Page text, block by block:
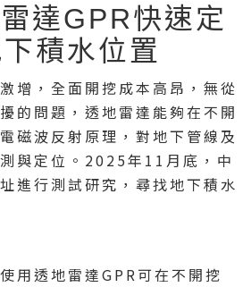
達GPR快速定
積水位置
增，全面開挖成本高昂，無從
的問題，透地雷達能夠在不開
磁波反射原理，對地下管線及
與定位。2025年11月底，中
進行測試研究，尋找地下積水
用透地雷達GPR可在不開挖